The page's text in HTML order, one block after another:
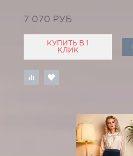
7 070 РУБ
КУПИТЬ В 1
КЛИК